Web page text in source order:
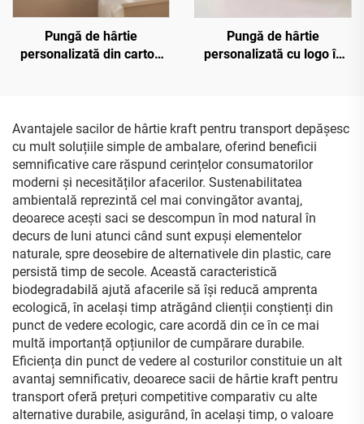
Pungă de hârtie
personalizată din carton
Pungă de hârtie
personalizată cu logo în
cumpărături
Avantajele sacilor de hârtie kraft pentru transport depășesc
cu mult soluțiile simple de ambalare, oferind beneficii
semnificative care răspund cerințelor consumatorilor
moderni și necesităților afacerilor. Sustenabilitatea
ambientală reprezintă cel mai convingător avantaj,
deoarece acești saci se descompun în mod natural în
decurs de luni atunci când sunt expuși elementelor
naturale, spre deosebire de alternativele din plastic, care
persistă timp de secole. Această caracteristică
biodegradabilă ajută afacerile să își reducă amprenta
ecologică, în același timp atrăgând clienții conștienți din
punct de vedere ecologic, care acordă din ce în ce mai
multă importanță opțiunilor de cumpărare durabile.
Eficiența din punct de vedere al costurilor constituie un alt
avantaj semnificativ, deoarece sacii de hârtie kraft pentru
transport oferă prețuri competitive comparativ cu alte
alternative durabile, asigurând, în același timp, o valoare